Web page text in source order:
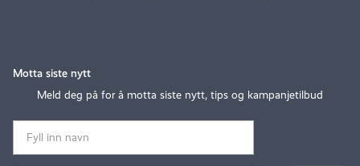
Motta siste nytt
Meld deg på for å motta siste nytt, tips og kampanjetilbud